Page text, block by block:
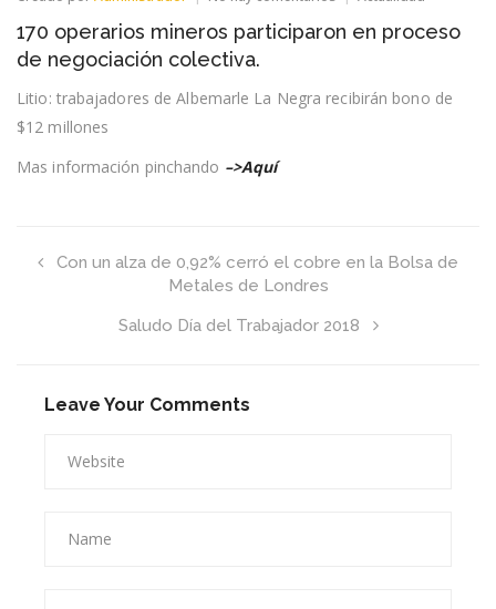
operarios
en
proceso
170 operarios mineros participaron en proceso
de negociación colectiva.
Litio: trabajadores de Albemarle La Negra recibirán bono de
$12 millones
Mas información pinchando –>Aquí
Con un alza de 0,92% cerró el cobre en la Bolsa de
Metales de Londres
Saludo Día del Trabajador 2018
Leave Your Comments